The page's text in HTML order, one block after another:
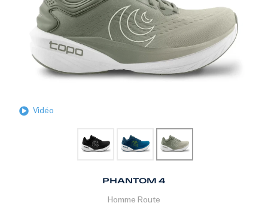
Vidéo
PHANTOM 4
Homme Route